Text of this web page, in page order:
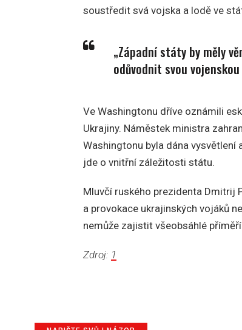
soustředit svá vojska a lodě ve
„Západní státy by měly
odůvodnit svou
Ve Washingtonu dříve oznámili
Ukrajiny. Náměstek ministra
Washingtonu byla dána
jde o vnitřní záležitosti státu.
Mluvčí ruského prezidenta Dmitrij
a provokace ukrajinských vojáků
nemůže zajistit všeobsáhlé
Zdroj: 1